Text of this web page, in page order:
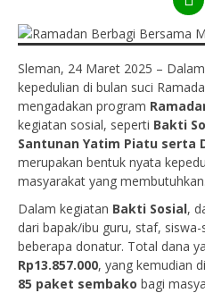
Sleman, 24 Maret 2025 –
kepedulian di bulan suci
mengadakan program
kegiatan sosial, seperti Bakti
Santunan Yatim Piatu serta
merupakan bentuk nyata
masyarakat yang membutuhkan.
Dalam kegiatan Bakti Sosial,
dari bapak/ibu guru, staf,
beberapa donatur. Total dana
Rp13.857.000, yang kemudian
85 paket sembako bagi